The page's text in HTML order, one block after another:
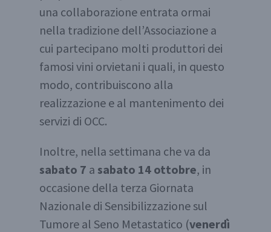
una collaborazione entrata ormai
nella tradizione dell’Associazione a
cui partecipano molti produttori dei
famosi vini orvietani i quali, in questo
modo, contribuiscono alla
realizzazione e al mantenimento dei
servizi di OCC.
Inoltre, nella settimana che va da
sabato 7 a sabato 14 ottobre, in
occasione della terza Giornata
Nazionale di Sensibilizzazione sul
Tumore al Seno Metastatico (venerdì